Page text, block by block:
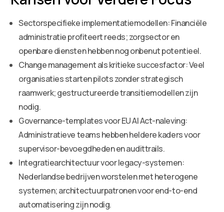
Sectorspecifieke implementatiemodellen: Financiële
administratie profiteert reeds; zorgsector en
openbare diensten hebben nog onbenut potentieel.
Change management als kritieke succesfactor: Veel
organisaties starten pilots zonder strategisch
raamwerk; gestructureerde transitiemodellen zijn
nodig.
Governance-templates voor EU AI Act-naleving:
Administratieve teams hebben heldere kaders voor
supervisor-bevoegdheden en audittrails.
Integratiearchitectuur voor legacy-systemen:
Nederlandse bedrijven worstelen met heterogene
systemen; architectuurpatronen voor end-to-end
automatisering zijn nodig.